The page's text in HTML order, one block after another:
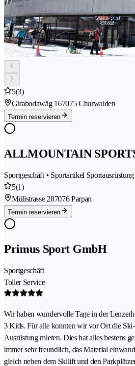
5(3)
Girabodawäg 167075 Churwalden
Termin reservieren
ALLMOUNTAIN
Sportgeschäft • Sportartikel Sportausrüstung
5(1)
Mülistrasse 287076 Parpan
Termin reservieren
Primus Sport GmbH
Sportgeschäft
Toller Service
Wir haben wundervolle Tage in der
3 Kids. Für alle konnten wir vor Ort die
Ausrüstung mieten. Dies hat alles bestens
immer sehr freundlich, das Material
gleich neben dem Skilift und den